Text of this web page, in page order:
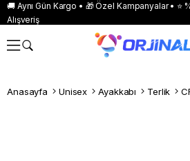
🚚 Aynı Gün Kargo • 🎁 Özel Kampanyalar • ⭐
Alışveriş
Anasayfa Unisex Ayakkabı Terlik